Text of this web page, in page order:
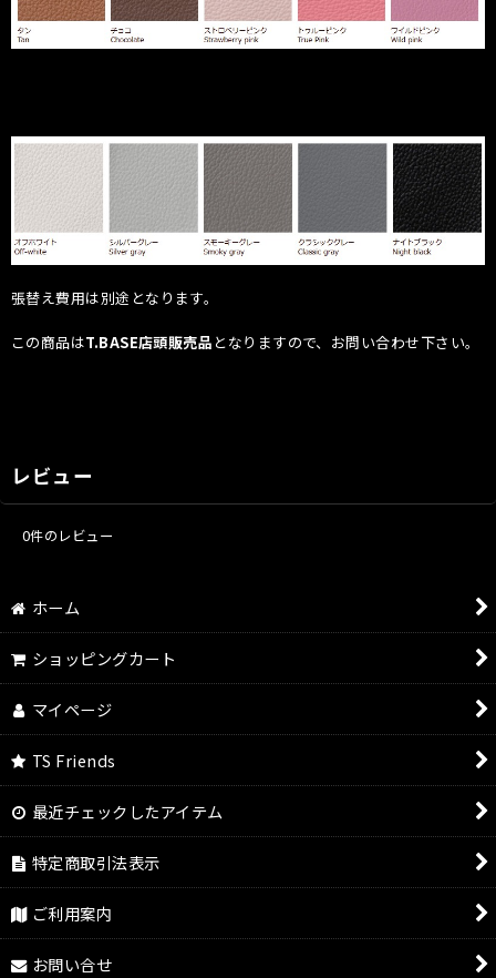
張替え費用は別途となります。
この商品はT.BASE店頭販売品 となりますので、お問い合わせ下さい。
レビュー
0件のレビュー
ホーム
ショッピングカート
マイページ
TS Friends
最近チェックしたアイテム
特定商取引法表示
ご利用案内
お問い合せ